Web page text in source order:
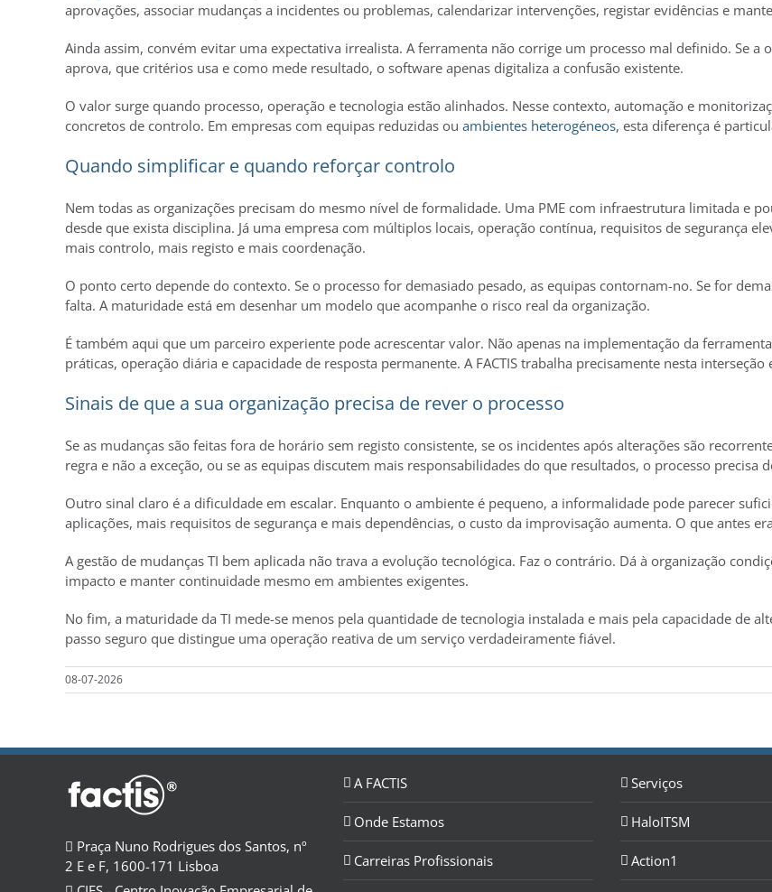
aprovações, associar mudanças a incidentes ou problemas, calendarizar intervenções, registar evidências e
Ainda assim, convém evitar uma expectativa irrealista. A ferramenta não corrige um processo mal definido. Se a
aprova, que critérios usa e como mede resultado, o software apenas digitaliza a confusão existente.
O valor surge quando processo, operação e tecnologia estão alinhados. Nesse contexto, automação e
concretos de controlo. Em empresas com equipas reduzidas ou ambientes heterogéneos, esta diferença é
Quando simplificar e quando reforçar controlo
Nem todas as organizações precisam do mesmo nível de formalidade. Uma PME com infraestrutura limitada e
desde que exista disciplina. Já uma empresa com múltiplos locais, operação contínua, requisitos de segurança
mais controlo, mais registo e mais coordenação.
O ponto certo depende do contexto. Se o processo for demasiado pesado, as equipas contornam-no. Se for
falta. A maturidade está em desenhar um modelo que acompanhe o risco real da organização.
É também aqui que um parceiro experiente pode acrescentar valor. Não apenas na implementação da
práticas, operação diária e capacidade de resposta permanente. A FACTIS trabalha precisamente nesta
Sinais de que a sua organização precisa de rever o processo
Se as mudanças são feitas fora de horário sem registo consistente, se os incidentes após alterações são
regra e não a exceção, ou se as equipas discutem mais responsabilidades do que resultados, o processo precisa
Outro sinal claro é a dificuldade em escalar. Enquanto o ambiente é pequeno, a informalidade pode parecer
aplicações, mais requisitos de segurança e mais dependências, o custo da improvisação aumenta. O que antes
A gestão de mudanças TI bem aplicada não trava a evolução tecnológica. Faz o contrário. Dá à organização
impacto e manter continuidade mesmo em ambientes exigentes.
No fim, a maturidade da TI mede-se menos pela quantidade de tecnologia instalada e mais pela capacidade de
passo seguro que distingue uma operação reativa de um serviço verdadeiramente fiável.
08-07-2026
Praça Nuno Rodrigues dos Santos, nº
2 E e F, 1600-171 Lisboa
A FACTIS
Onde Estamos
Carreiras Profissionais
Serviços
HaloITSM
Action1